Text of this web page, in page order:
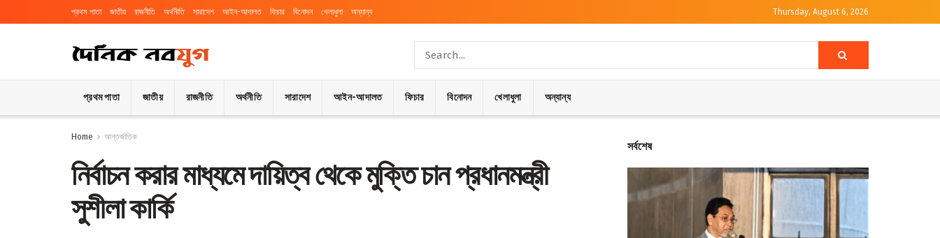
প্রথম পাতা জাতীয় রাজনীতি অর্থনীতি সারাদেশ আইন-আদালত ফিচার বিনোদন খেলাধুলা অন্যান্য Thursday, August 6, 2026
প্রথম পাতা জাতীয় রাজনীতি অর্থনীতি সারাদেশ আইন-আদালত ফিচার বিনোদন খেলাধুলা অন্যান্য
Home আন্তর্জাতিক
নির্বাচন করার মাধ্যমে দায়িত্ব থেকে মুক্তি চান প্রধানমন্ত্রী
সুশীলা কার্কি
সর্বশেষ